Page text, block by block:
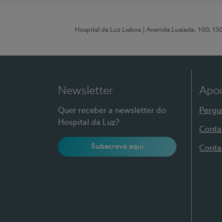
Hospital da Luz Lisboa | Avenida Lusíada, 100,
Newsletter
Quer receber a newsletter do
Hospital da Luz?
Subscreva aqui